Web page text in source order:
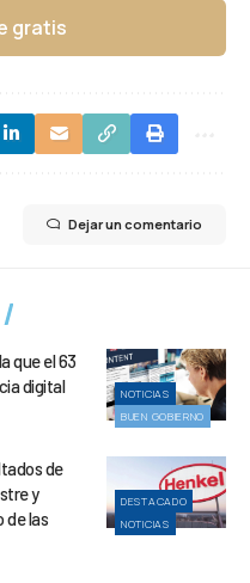
gratis
Dejar un comentario
NOTICIAS
BUEN GOBIERNO
que el 63
digital
DESTACADO
NOTICIAS
de
y
de las